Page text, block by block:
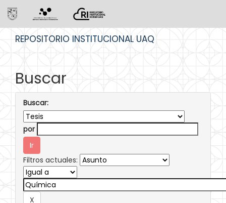
REPOSITORIO INSTITUCIONAL UAQ
Buscar
Buscar:
por
Filtros actuales: